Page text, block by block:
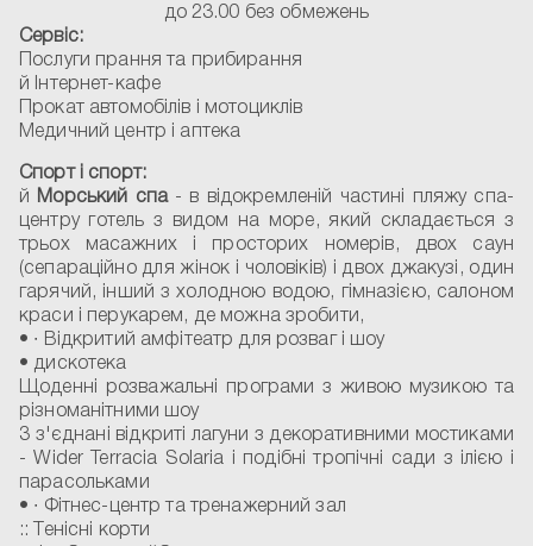
до 23.00 без обмежень
Сервіс:
Послуги прання та прибирання
й Інтернет-кафе
Прокат автомобілів і мотоциклів
Медичний центр і аптека
Спорт і спорт:
й
Морський спа - в відокремленій частині пляжу спа-
центру готель з видом на море, який складається з
трьох масажних і просторих номерів, двох саун
(сепараційно для жінок і чоловіків) і двох джакузі, один
гарячий, інший з холодною водою, гімназією, салоном
краси і перукарем, де можна зробити,
• ∙ Відкритий амфітеатр для розваг і шоу
• дискотека
Щоденні розважальні програми з живою музикою та
різноманітними шоу
3 з'єднані відкриті лагуни з декоративними мостиками
- Wider Terracia Solaria і подібні тропічні сади з ілією і
парасольками
• ∙ Фітнес-центр та тренажерний зал
:: Тенісні корти